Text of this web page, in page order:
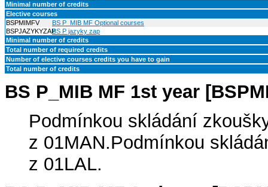
Minimal number of credits
Elective courses
BSPMIMFV
BS P_MIB MF Optional courses
BSPJAZYKYZAPBS P jazyky zap
Minimal number of credits
Total number of required credits
Number of elective courses credits you have to gain
Total number of credits
BS P_MIB MF 1st year
Podmínkou skládání
z 01MAN.Podmínkou
z 01LAL.